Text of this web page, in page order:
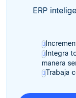
ERP
Integra
manera
Trabaja